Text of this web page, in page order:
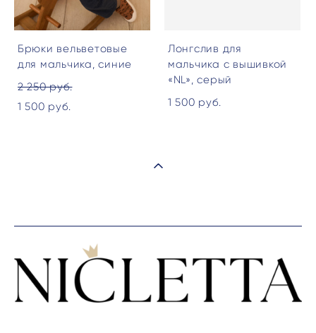
Брюки вельветовые
для мальчика, синие
2 250 pуб.
1 500 pуб.
Лонгслив для
мальчика с вышивкой
«NL», серый
1 500 pуб.